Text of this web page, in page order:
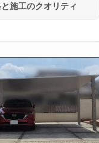
施工のクオリティ